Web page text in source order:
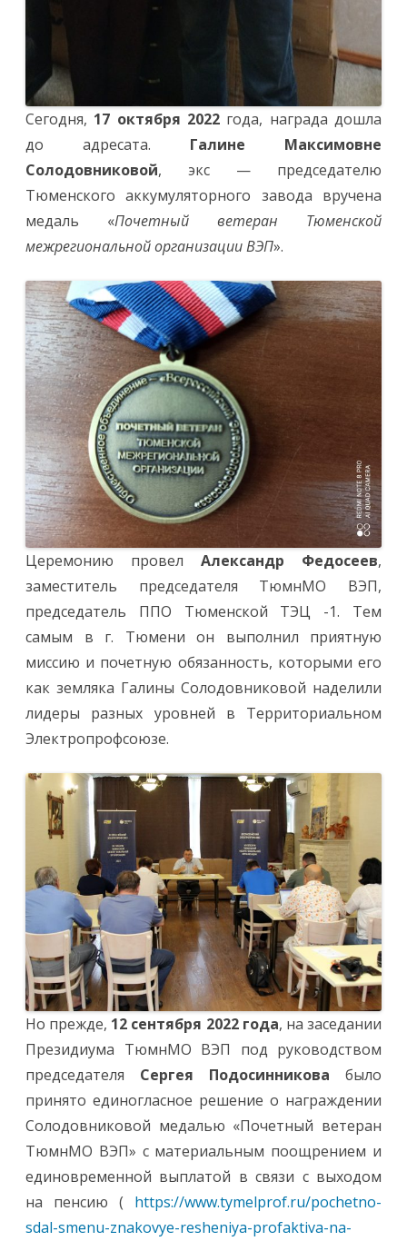
Сегодня, 17 октября 2022 года, награда дошла
до адресата. Галине Максимовне
Солодовниковой, экс — председателю
Тюменского аккумуляторного завода вручена
медаль «Почетный ветеран Тюменской
межрегиональной организации ВЭП».
Церемонию провел Александр Федосеев,
заместитель председателя ТюмнМО ВЭП,
председатель ППО Тюменской ТЭЦ -1. Тем
самым в г. Тюмени он выполнил приятную
миссию и почетную обязанность, которыми его
как земляка Галины Солодовниковой наделили
лидеры разных уровней в Территориальном
Электропрофсоюзе.
Но прежде, 12 сентября 2022 года, на заседании
Президиума ТюмнМО ВЭП под руководством
председателя Сергея Подосинникова было
принято единогласное решение о награждении
Солодовниковой медалью «Почетный ветеран
ТюмнМО ВЭП» с материальным поощрением и
единовременной выплатой в связи с выходом
на пенсию ( https://www.tymelprof.ru/pochetno-
sdal-smenu-znakovye-resheniya-profaktiva-na-